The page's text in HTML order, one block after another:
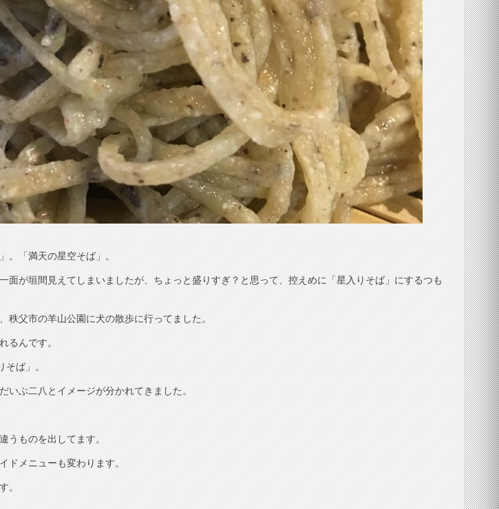
。「満天の星空そば」。
面が垣間見えてしまいましたが、ちょっと盛りすぎ？と思って、控えめに「星入りそば」にするつも
秩父市の羊山公園に犬の散歩に行ってました。
るんです。
そば」。
いぶ二八とイメージが分かれてきました。
うものを出してます。
ドメニューも変わります。
。